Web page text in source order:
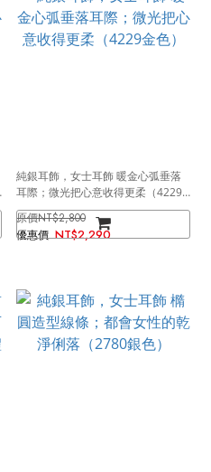
純銀耳飾，女士耳飾 暖金心弧垂落
耳際；微光把心意收得更柔（4229
金色）
NT$2,800
NT$2,290